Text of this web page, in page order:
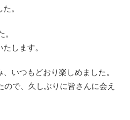
。
。
します。
いつもどおり楽しめました。
ので、久しぶりに皆さんに会え